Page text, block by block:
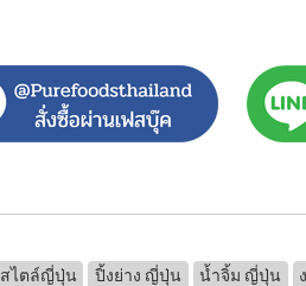
สไตล์ญี่ปุ่น ปิ้งย่าง ญี่ปุ่น น้ำจิ้ม ญี่ปุ่น